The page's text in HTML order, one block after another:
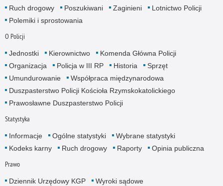
Ruch drogowy
Poszukiwani Zaginieni
Lotnictwo Policji
Polemiki i sprostowania
O Policji
Jednostki Kierownictwo
Komenda Główna Policji
Organizacja
Policja w III RP Historia
Sprzęt
Umundurowanie
Współpraca międzynarodowa
Duszpasterstwo Policji Kościoła Rzymskokatolickiego
Prawosławne Duszpasterstwo Policji
Statystyka
Informacje Ogólne statystyki
Wybrane statystyki
Kodeks karny
Ruch drogowy Raporty Opinia publiczna
Prawo
Dziennik Urzędowy KGP Wyroki sądowe